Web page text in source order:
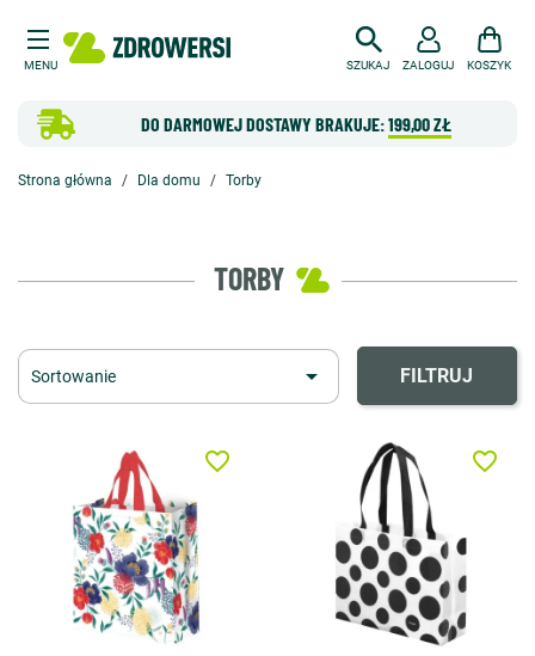
MENU SZUKAJ
DO DARMOWEJ DOSTAWY BRAKUJE:199,00 ZŁ
ZALOGUJ KOSZYK
Strona główna Dla domu Torby
TORBY
Sortowanie  FILTRUJ
favorite_border favorite_border